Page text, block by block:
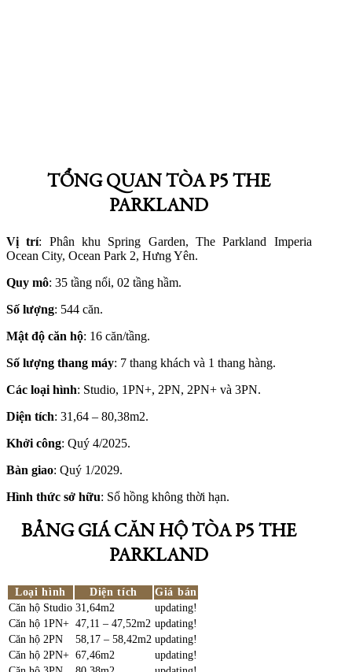
TỔNG QUAN TÒA P5 THE
PARKLAND
Vị trí: Phân khu Spring Garden, The Parkland Imperia
Ocean City, Ocean Park 2, Hưng Yên.
Quy mô: 35 tầng nổi, 02 tầng hầm.
Số lượng: 544 căn.
Mật độ căn hộ: 16 căn/tầng.
Số lượng thang máy: 7 thang khách và 1 thang hàng.
Các loại hình: Studio, 1PN+, 2PN, 2PN+ và 3PN.
Diện tích: 31,64 – 80,38m2.
Khởi công: Quý 4/2025.
Bàn giao: Quý 1/2029.
Hình thức sở hữu: Sổ hồng không thời hạn.
BẢNG GIÁ CĂN HỘ TÒA P5 THE
PARKLAND
Loại hình Diện tích
Giá bán
Căn hộ Studio 31,64m2
updating!
Căn hộ 1PN+ 47,11 – 47,52m2 updating!
Căn hộ 2PN
58,17 – 58,42m2 updating!
Căn hộ 2PN+ 67,46m2
updating!